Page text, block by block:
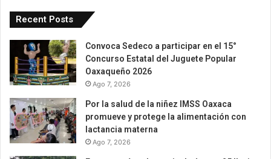
Recent Posts
Convoca Sedeco a participar en el 15°
Concurso Estatal del Juguete Popular
Oaxaqueño 2026
Ago 7, 2026
Por la salud de la niñez IMSS Oaxaca
promueve y protege la alimentación con
lactancia materna
Ago 7, 2026